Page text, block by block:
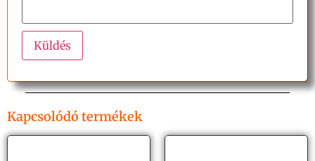
Kapcsolódó termékek